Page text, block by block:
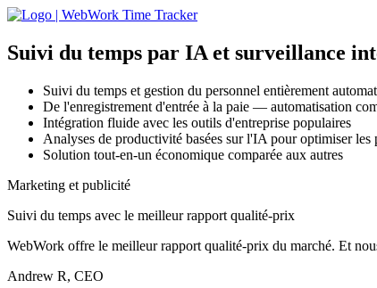
Suivi du temps par IA et surveillance
Suivi du temps et gestion du personnel entièrement
De l'enregistrement d'entrée à la paie — automatisation
Intégration fluide avec les outils d'entreprise populaires
Analyses de productivité basées sur l'IA pour optimiser les
Solution tout-en-un économique comparée aux autres
Marketing et publicité
Suivi du temps avec le meilleur rapport qualité-prix
WebWork offre le meilleur rapport qualité-prix du marché. Et
Andrew R, CEO